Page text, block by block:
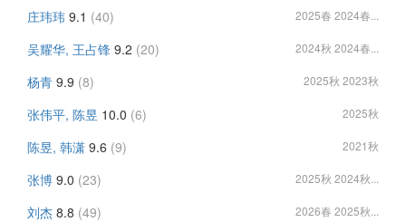
庄玮玮 9.1 (40) 2025春 2024春...
吴耀华, 王占锋 9.2 (20) 2024秋 2024春...
杨青 9.9 (8) 2025秋 2023秋
张伟平, 陈昱 10.0 (6) 2025秋
陈昱, 韩潇 9.6 (9) 2021秋
张博 9.0 (23) 2025秋 2024秋...
刘杰 8.8 (49) 2026春 2025秋...